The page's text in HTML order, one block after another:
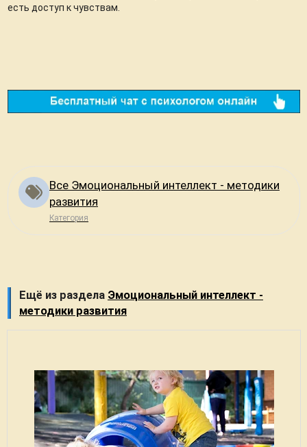
есть доступ к чувствам.
Все Эмоциональный интеллект - методики
развития
Категория
Ещё из раздела Эмоциональный интеллект -
методики развития